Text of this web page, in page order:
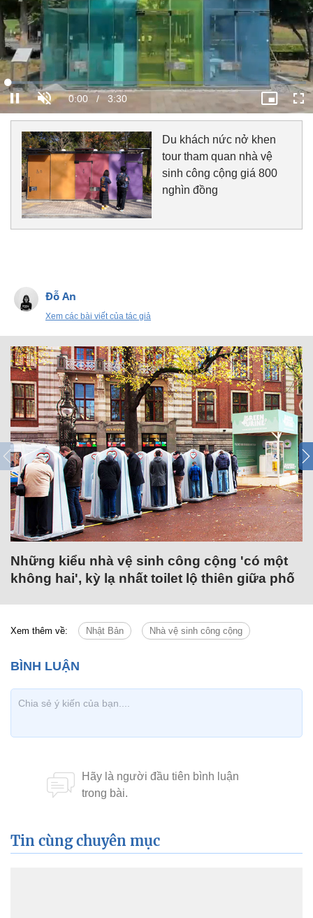
Du khách nức nở khen
tour tham quan nhà vệ
sinh công cộng giá 800
nghìn đồng
Đỗ An
Xem các bài viết của tác giả
Những kiểu nhà vệ sinh công cộng 'có một
không hai', kỳ lạ nhất toilet lộ thiên giữa phố
Xem thêm về: Nhật Bản Nhà vệ sinh công cộng
Tin cùng chuyên mục